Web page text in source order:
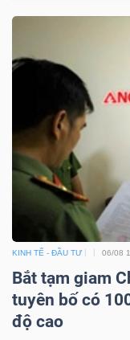
KINH TẾ - ĐẦU TƯ 06/08
Bắt tạm giam
tuyên bố có
độ cao